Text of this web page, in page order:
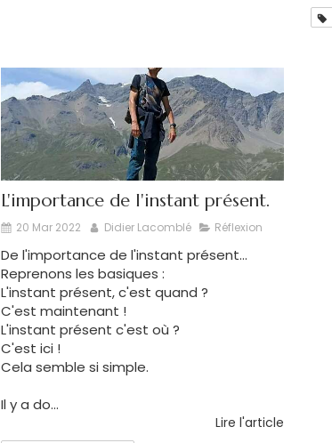
L'importance de l'instant présent.
20 Mar 2022 Didier Lacomblé Réflexion
De l'importance de l'instant présent...
Reprenons les basiques :
L'instant présent, c'est quand ?
C'est maintenant !
L'instant présent c'est où ?
C'est ici !
Cela semble si simple.
Il y a do...
Lire l'article